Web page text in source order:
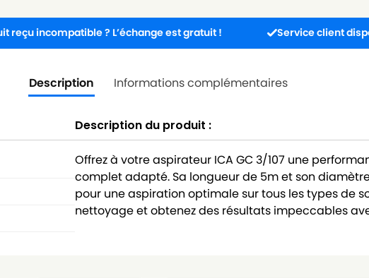
? L’échange est gratuit ! Service client disponible 5j/
Description Informations complémentaires
Description du produit :
Offrez à votre aspirateur ICA GC 3/107 une
complet adapté. Sa longueur de 5m et son
pour une aspiration optimale sur tous les types de
nettoyage et obtenez des résultats impeccables